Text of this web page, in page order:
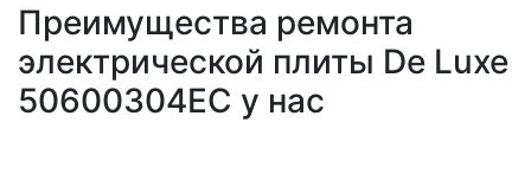
Преимущества ремонта
электрической плиты De Luxe
50600304EC у нас